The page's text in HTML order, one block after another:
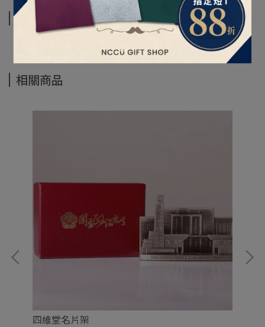
運送方式
相關商品
四維堂名片架